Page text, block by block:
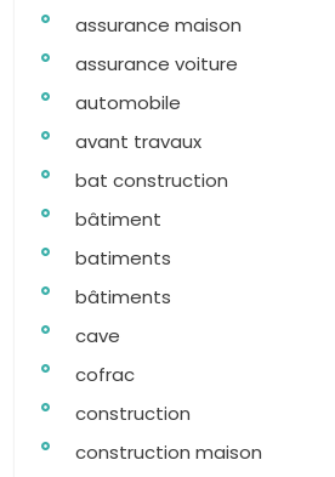
assurance maison
assurance voiture
automobile
avant travaux
bat construction
bâtiment
batiments
bâtiments
cave
cofrac
construction
construction maison